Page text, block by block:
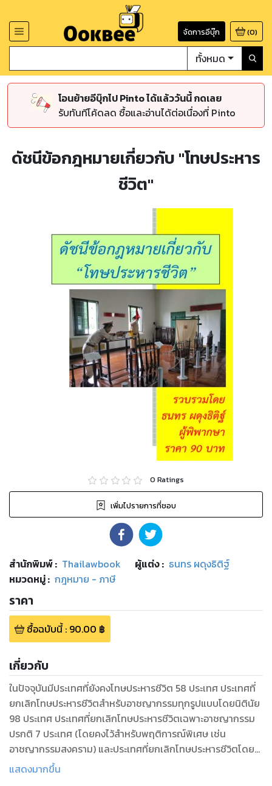
จัดการอีบุ๊ก (0)
ทั้งหมด
โอนย้ายอีบุ๊กไป Pinto ได้แล้ววันนี้ กดเลย
รับทันทีโค้ดลด ซื้อและอ่านได้ต่อเนื่องที่ Pinto
ดัชนีข้อกฎหมายเกี่ยวกับ "โทษประหาร
ชีวิต"
0 Ratings
เพิ่มไปรายการที่ชอบ
สำนักพิมพ์: Thailawbook ผู้แต่ง : ธนทร ผดุงธิติฐ์
หมวดหมู่: กฎหมาย - ภาษี
ราคา
ซื้อฉบับนี้: 90.00 ฿
เกี่ยวกับ
ในปัจจุบันมีประเทศที่ยังคงโทษประหารชีวิต 58 ประเทศ ประเทศที่
ยกเลิกโทษประหารชีวิตสำหรับอาชญากรรมทุกรูปแบบโดยนิตินัย
98 ประเทศ ประเทศที่ยกเลิกโทษประหารชีวิตเฉพาะอาชญากรรม
ปรกติ 7 ประเทศ (โดยคงไว้สำหรับพฤติการณ์พิเศษ เช่น
อาชญากรรมสงคราม) และประเทศที่ยกเลิกโทษประหารชีวิตโดย
พฤตินัย (คือ ไม่ได้ใช้โทษประหารชีวิตอย่างน้อยสิบปี และอยู่
แสดงมากขึ้น